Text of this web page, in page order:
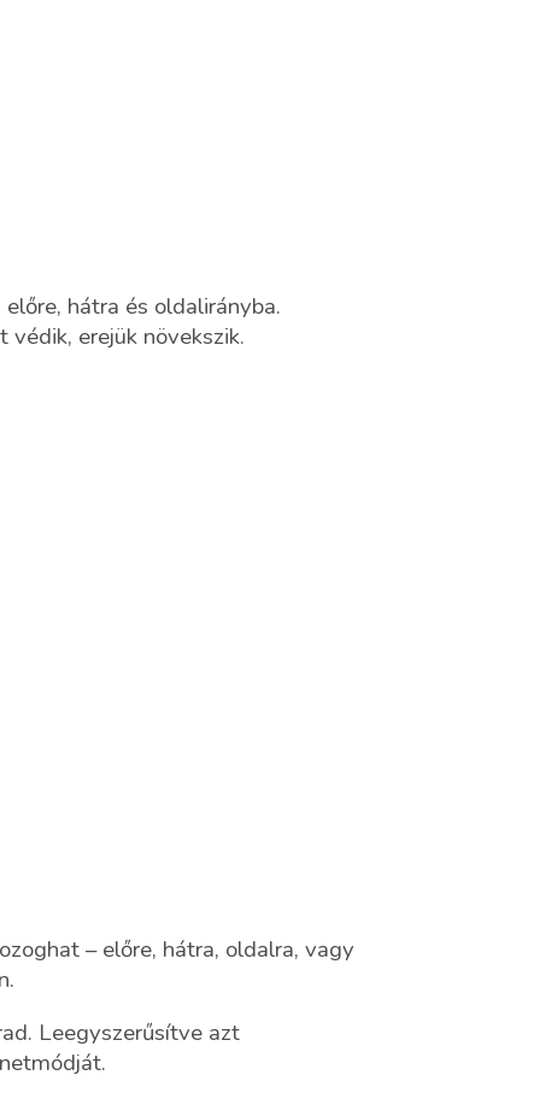
hátra és oldalirányba.
védik, erejük növekszik.
– előre, hátra, oldalra, vagy
Leegyszerűsítve azt